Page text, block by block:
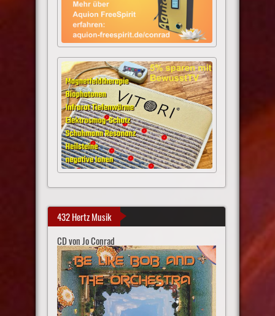
432 Hertz Musik
CD von Jo Conrad